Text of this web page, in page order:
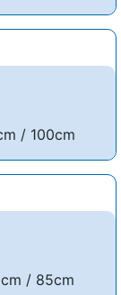
/ 100cm
/ 85cm